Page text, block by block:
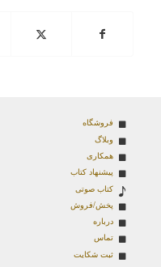
فروشگاه
وبلاگ
همکاری
پیشنهاد کتاب
کتاب صوتی
پخش/فروش
درباره
تماس
ثبت شکایت